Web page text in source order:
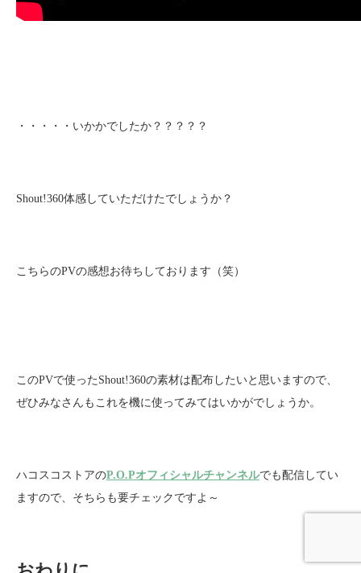
・・・・・いかかでしたか？？？？？
Shout!360体感していただけたでしょうか？
こちらのPVの感想お待ちしております（笑）
このPVで使ったShout!360の素材は配布したいと思いますので、
ぜひみなさんもこれを機に使ってみてはいかがでしょうか。
ハコスコストアのP.O.Pオフィシャルチャンネルでも配信してい
ますので、そちらも要チェックですよ～